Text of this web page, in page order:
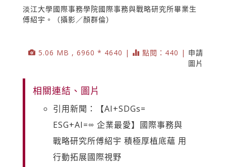
淡江大學國際事務學院國際事務與戰略研究所畢業生
傅紹宇。（攝影／顏群倫）
5.06 MB , 6960 * 4640 | 點閱：440 | 申請
圖片
相關連結、圖片
引用新聞：【AI+SDGs=
ESG+AI=∞ 企業最愛】國際事務與
戰略研究所傅紹宇 積極厚植底蘊 用
行動拓展國際視野